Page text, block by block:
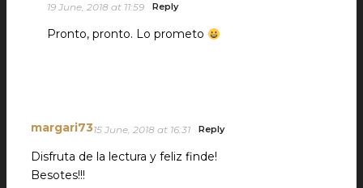
19 June, 2018 at 11:59 Reply
Pronto, pronto. Lo prometo
margari7315 June, 2018 at 16:31 Reply
Disfruta de la lectura y feliz finde!
Besotes!!!